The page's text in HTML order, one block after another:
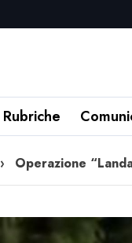
Rubriche
› Operazione